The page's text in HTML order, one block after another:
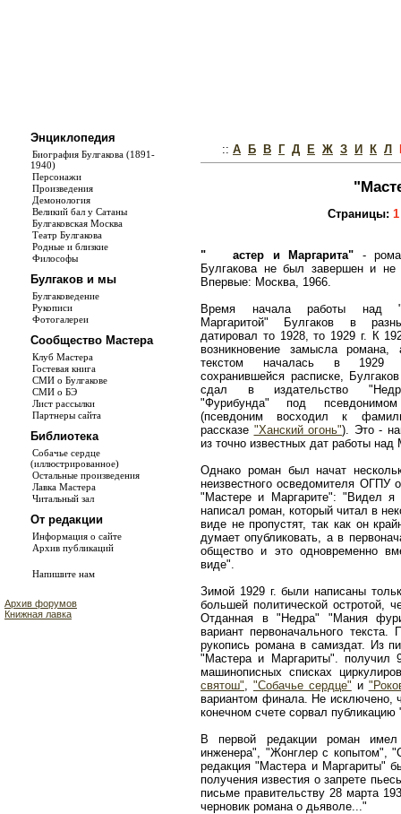
Энциклопедия
Биография Булгакова (1891-
1940)
Персонажи
Произведения
Демонология
Великий бал у Сатаны
Булгаковская Москва
Театр Булгакова
Родные и близкие
Философы
Булгаков и мы
Булгаковедение
Рукописи
Фотогалереи
Сообщество Мастера
Клуб Мастера
Гостевая книга
СМИ о Булгакове
СМИ о БЭ
Лист рассылки
Партнеры сайта
Библиотека
Собачье сердце
(иллюстрированное)
Остальные произведения
Лавка Мастера
Читальный зал
От редакции
Информация о сайте
Архив публикаций
Напишите нам
Архив форумов
Книжная лавка
:: А Б В Г Д Е Ж З И К Л
Страницы: 1
" астер и Маргарита" -
Булгакова не был завершен и не
Впервые: Москва, 1966.
Время начала работы над
Маргаритой" Булгаков в
датировал то 1928, то 1929 г. К
возникновение замысла
текстом началась в 1929
сохранившейся расписке,
сдал в издательство
"Фурибунда" под
(псевдоним восходил к
рассказе "Ханский огонь"). Это -
из точно известных дат работы
Однако роман был начат
неизвестного осведомителя
"Мастере и Маргарите": "Видел я
написал роман, который читал в
виде не пропустят, так как он
думает опубликовать, а в
общество и это одновременно
виде".
Зимой 1929 г. были написаны
большей политической остротой,
Отданная в "Недра" "Мания
вариант первоначального
рукопись романа в самиздат. Из
"Мастера и Маргариты". получил
машинописных списках
святош"
"Собачье сердце" и
вариантом финала. Не исключено,
конечном счете сорвал
В первой редакции роман
инженера", "Жонглер с копытом",
редакция "Мастера и Маргариты"
получения известия о запрете
письме правительству 28 марта
черновик романа о дьяволе..."